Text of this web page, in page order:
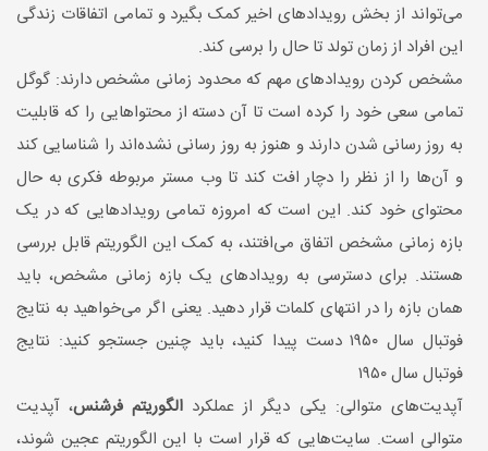
می‌تواند از بخش رویداد‌های اخیر کمک بگیرد و تمامی اتفاقات زندگی
این افراد از زمان تولد تا حال را برسی کند.
مشخص کردن رویداد‌های مهم که محدود زمانی مشخص دارند: گوگل
تمامی سعی خود را کرده است تا آن دسته از محتوا‌هایی را که قابلیت
به روز رسانی شدن دارند و هنوز به روز رسانی نشده‌اند را شناسایی کند
و آن‌ها را از نظر را دچار افت کند تا وب مستر مربوطه فکری به حال
محتوای خود کند. این است که امروزه تمامی رویداد‌هایی که در یک
بازه زمانی مشخص اتفاق می‌افتند، به کمک این الگوریتم قابل بررسی
هستند. برای دسترسی به رویداد‌های یک بازه زمانی مشخص، باید
همان بازه را در انتهای کلمات قرار دهید. یعنی اگر می‌خواهید به نتایج
فوتبال سال ۱۹۵۰ دست پیدا کنید، باید چنین جستجو کنید: نتایج
فوتبال سال ۱۹۵۰
آپدیت‌های متوالی: یکی دیگر از عملکرد الگوریتم فرشنس، آپدیت
متوالی است. سایت‌هایی که قرار است با این الگوریتم عجین شوند،